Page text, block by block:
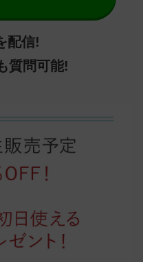
配信!
質問可能!